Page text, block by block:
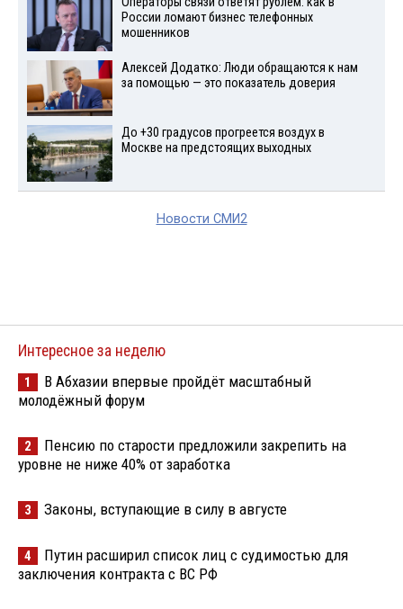
России ломают бизнес телефонных
мошенников
Алексей Додатко: Люди обращаются к нам
за помощью — это показатель доверия
До +30 градусов прогреется воздух в
Москве на предстоящих выходных
Новости СМИ2
Интересное за неделю
1
В Абхазии впервые пройдёт масштабный
молодёжный форум
2
Пенсию по старости предложили закрепить на
уровне не ниже 40% от заработка
3 Законы, вступающие в силу в августе
4
Путин расширил список лиц с судимостью для
заключения контракта с ВС РФ